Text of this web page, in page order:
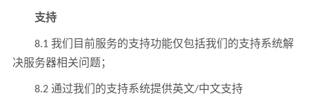
支持
8.1 我们目前服务的支持功能仅包括我们的支持系统解
决服务器相关问题；
8.2 通过我们的支持系统提供英文/中文支持